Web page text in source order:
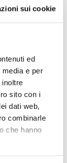
sui cookie
ed
e per
sito con i
dati web,
combinarle
che hanno
di
ground